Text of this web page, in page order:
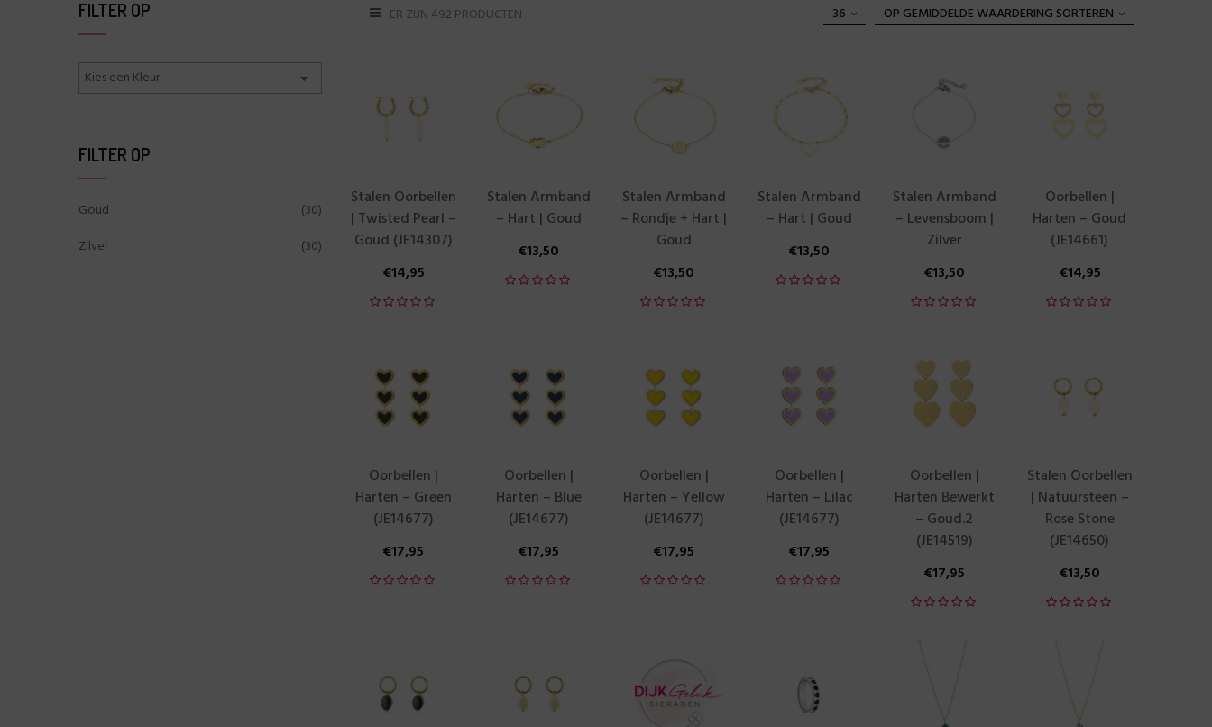
FILTER OP
FILTER OP
Goud
(30)
Zilver
(30)
ER ZIJN 492 PRODUCTEN OP GEMIDDELDE WAARDERING SORTEREN
36
Stalen Oorbellen
| Twisted Pearl –
Goud (JE14307)
€14,95
Stalen Armband
– Hart | Goud
€13,50
Stalen Armband
– Rondje + Hart |
Goud
€13,50
Stalen Armband
– Hart | Goud
€13,50
Stalen Armband
– Levensboom |
Zilver
€13,50
Oorbellen |
Harten – Goud
(JE14661)
€14,95
Oorbellen |
Harten – Green
(JE14677)
€17,95
Oorbellen |
Harten – Blue
(JE14677)
€17,95
Oorbellen |
Harten – Yellow
(JE14677)
€17,95
Oorbellen |
Harten – Lilac
(JE14677)
€17,95
Oorbellen |
Harten Bewerkt
– Goud.2
(JE14519)
€17,95
Stalen Oorbellen
| Natuursteen –
Rose Stone
(JE14650)
€13,50